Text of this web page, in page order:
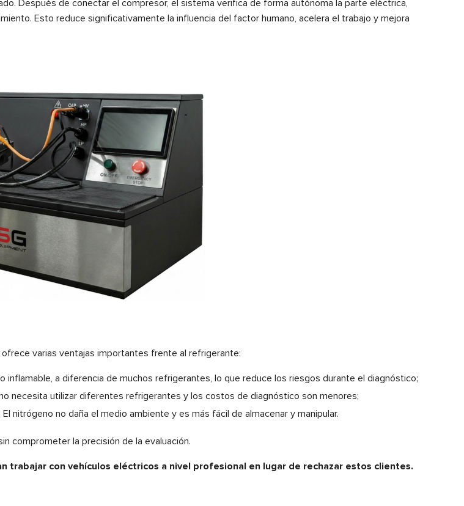
Después de conectar el compresor, el sistema verifica de forma autónoma la parte eléctrica,
Esto reduce significativamente la influencia del factor humano, acelera el trabajo y mejora
varias ventajas importantes frente al refrigerante:
inflamable, a diferencia de muchos refrigerantes, lo que reduce los riesgos durante el diagnóstico;
necesita utilizar diferentes refrigerantes y los costos de diagnóstico son menores;
nitrógeno no daña el medio ambiente y es más fácil de almacenar y manipular.
comprometer la precisión de la evaluación.
trabajar con vehículos eléctricos a nivel profesional en lugar de rechazar estos clientes.